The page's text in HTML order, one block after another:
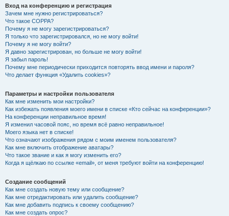
Вход на конференцию и регистрация
Зачем мне нужно регистрироваться?
Что такое COPPA?
Почему я не могу зарегистрироваться?
Я только что зарегистрировался, но не могу войти!
Почему я не могу войти?
Я давно зарегистрирован, но больше не могу войти!
Я забыл пароль!
Почему мне периодически приходится повторять ввод имени и пароля?
Что делает функция «Удалить cookies»?
Параметры и настройки пользователя
Как мне изменить мои настройки?
Как избежать появления моего имени в списке «Кто сейчас на конференции»?
На конференции неправильное время!
Я изменил часовой пояс, но время всё равно неправильное!
Моего языка нет в списке!
Что означают изображения рядом с моим именем пользователя?
Как мне включить отображение аватары?
Что такое звание и как я могу изменить его?
Когда я щёлкаю по ссылке «email», от меня требуют войти на конференцию!
Создание сообщений
Как мне создать новую тему или сообщение?
Как мне отредактировать или удалить сообщение?
Как мне добавить подпись к своему сообщению?
Как мне создать опрос?